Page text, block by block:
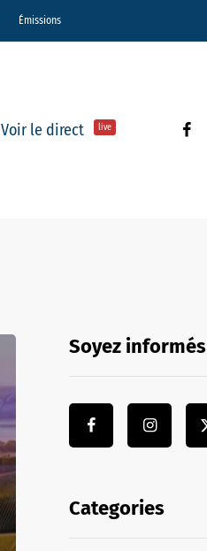
Émissions
Voir le direct live
Soyez informés
Categories